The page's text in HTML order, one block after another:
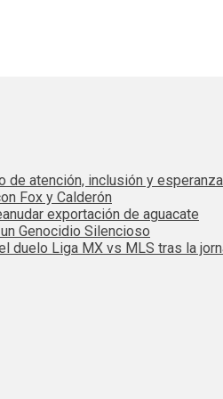
atención, inclusión y
Fox y Calderón
exportación de aguacate
Genocidio Silencioso
duelo Liga MX vs MLS tras la